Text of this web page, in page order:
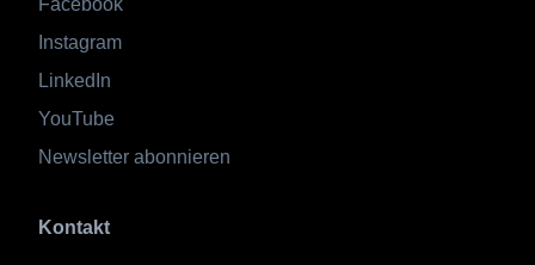
Facebook
Instagram
LinkedIn
YouTube
Newsletter abonnieren
Kontakt